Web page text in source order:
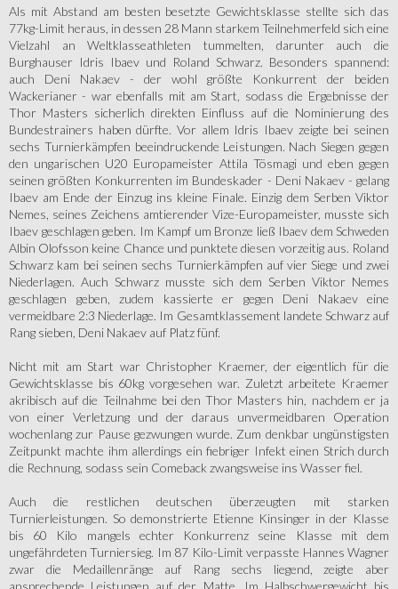
Als mit Abstand am besten besetzte Gewichtsklasse stellte sich das
77kg-Limit heraus, in dessen 28 Mann starkem Teilnehmerfeld sich eine
Vielzahl an Weltklasseathleten tummelten, darunter auch die
Burghauser Idris Ibaev und Roland Schwarz. Besonders spannend:
auch Deni Nakaev - der wohl größte Konkurrent der beiden
Wackerianer - war ebenfalls mit am Start, sodass die Ergebnisse der
Thor Masters sicherlich direkten Einfluss auf die Nominierung des
Bundestrainers haben dürfte. Vor allem Idris Ibaev zeigte bei seinen
sechs Turnierkämpfen beeindruckende Leistungen. Nach Siegen gegen
den ungarischen U20 Europameister Attila Tösmagi und eben gegen
seinen größten Konkurrenten im Bundeskader - Deni Nakaev - gelang
Ibaev am Ende der Einzug ins kleine Finale. Einzig dem Serben Viktor
Nemes, seines Zeichens amtierender Vize-Europameister, musste sich
Ibaev geschlagen geben. Im Kampf um Bronze ließ Ibaev dem Schweden
Albin Olofsson keine Chance und punktete diesen vorzeitig aus. Roland
Schwarz kam bei seinen sechs Turnierkämpfen auf vier Siege und zwei
Niederlagen. Auch Schwarz musste sich dem Serben Viktor Nemes
geschlagen geben, zudem kassierte er gegen Deni Nakaev eine
vermeidbare 2:3 Niederlage. Im Gesamtklassement landete Schwarz auf
Rang sieben, Deni Nakaev auf Platz fünf.
Nicht mit am Start war Christopher Kraemer, der eigentlich für die
Gewichtsklasse bis 60kg vorgesehen war. Zuletzt arbeitete Kraemer
akribisch auf die Teilnahme bei den Thor Masters hin, nachdem er ja
von einer Verletzung und der daraus unvermeidbaren Operation
wochenlang zur Pause gezwungen wurde. Zum denkbar ungünstigsten
Zeitpunkt machte ihm allerdings ein fiebriger Infekt einen Strich durch
die Rechnung, sodass sein Comeback zwangsweise ins Wasser fiel.
Auch die restlichen deutschen überzeugten mit starken
Turnierleistungen. So demonstrierte Etienne Kinsinger in der Klasse
bis 60 Kilo mangels echter Konkurrenz seine Klasse mit dem
ungefährdeten Turniersieg. Im 87 Kilo-Limit verpasste Hannes Wagner
zwar die Medaillenränge auf Rang sechs liegend, zeigte aber
ansprechende Leistungen auf der Matte. Im Halbschwergewicht bis